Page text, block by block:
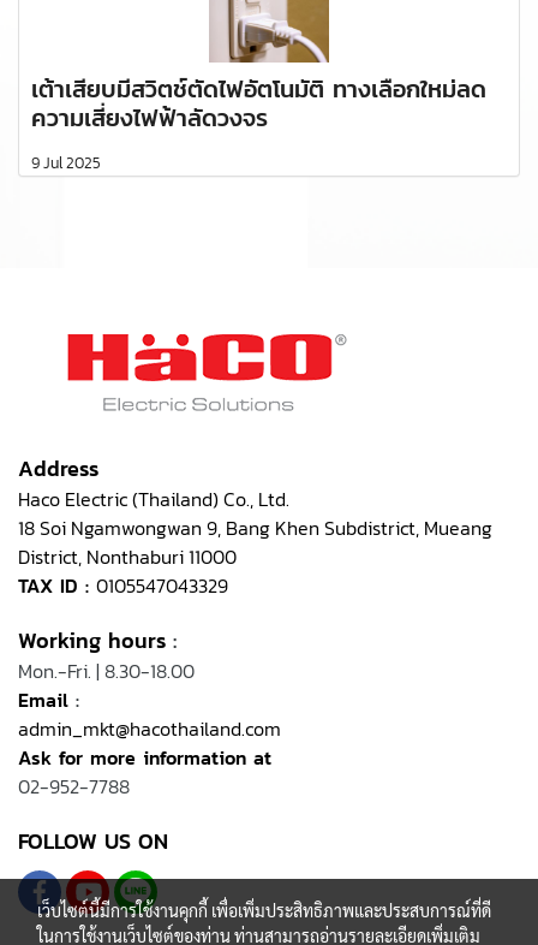
เต้าเสียบมีสวิตช์ตัดไฟอัตโนมัติ ทางเลือกใหม่ลด
ความเสี่ยงไฟฟ้าลัดวงจร
9 Jul 2025
Address
Haco Electric (Thailand) Co., Ltd.
18 Soi Ngamwongwan 9, Bang Khen Subdistrict, Mueang
District, Nonthaburi 11000
TAX ID : 0105547043329
Working hours :
Mon.-Fri. | 8.30-18.00
Email :
admin_mkt@hacothailand.com
Ask for more information at
02-952-7788
FOLLOW US ON
เว็บไซต์นี้มีการใช้งานคุกกี้ เพื่อเพิ่มประสิทธิภาพและประสบการณ์ที่ดี
ในการใช้งานเว็บไซต์ของท่าน ท่านสามารถอ่านรายละเอียดเพิ่มเติม